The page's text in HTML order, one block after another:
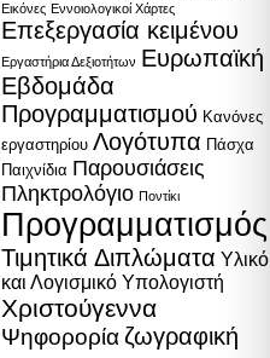
Εικόνες Εννοιολογικοί Χάρτες
Επεξεργασία κειμένου
Εργαστήρια Δεξιοτήτων Ευρωπαϊκή
Εβδομάδα
Προγραμματισμού Κανόνες
εργαστηρίου Λογότυπα Πάσχα
Παιχνίδια Παρουσιάσεις
Πληκτρολόγιο Ποντίκι
Προγραμματισμός
Τιμητικά Διπλώματα Υλικό
και Λογισμικό Υπολογιστή
Χριστούγεννα
Ψηφορορίαζωγραφική